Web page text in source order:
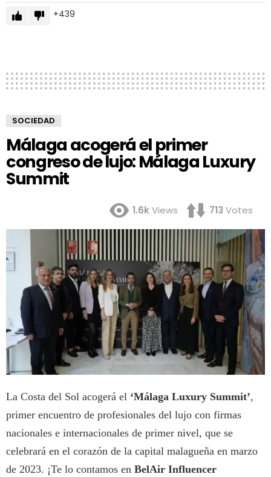
439
SOCIEDAD
Málaga acogerá el primer
congreso de lujo: Málaga Luxury
Summit
1.6kViews 713 Votes
La Costa del Sol acogerá el ‘Málaga Luxury Summit’,
primer encuentro de profesionales del lujo con firmas
nacionales e internacionales de primer nivel, que se
celebrará en el corazón de la capital malagueña en marzo
de 2023. ¡Te lo contamos en BelAir Influencer